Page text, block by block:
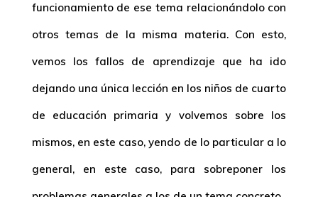
funcionamiento de ese tema relacionándolo con
otros temas de la misma materia. Con esto,
vemos los fallos de aprendizaje que ha ido
dejando una única lección en los niños de cuarto
de educación primaria y volvemos sobre los
mismos, en este caso, yendo de lo particular a lo
general, en este caso, para sobreponer los